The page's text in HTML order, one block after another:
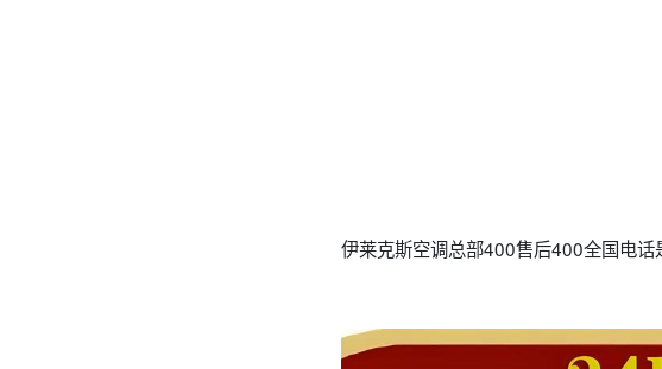
伊莱克斯空调总部400售后400全国电话